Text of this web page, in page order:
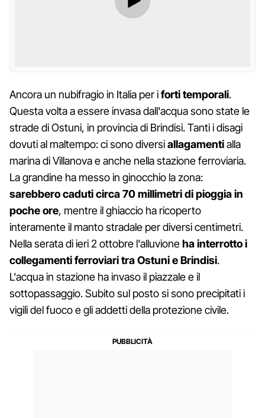
Ancora un nubifragio in Italia per iforti temporali.
Questa volta a essere invasa dall'acqua sono state le
strade di Ostuni, in provincia di Brindisi. Tanti i disagi
dovuti al maltempo: ci sono diversiallagamentialla
marina di Villanova e anche nella stazione ferroviaria.
La grandine ha messo in ginocchio la zona:
sarebbero caduti circa 70 millimetri di pioggia in
poche ore, mentre il ghiaccio ha ricoperto
interamente il manto stradale per diversi centimetri.
Nella serata di ieri 2 ottobre l'alluvioneha interrotto i
collegamenti ferroviari tra Ostuni e Brindisi.
L'acqua in stazione ha invaso il piazzale e il
sottopassaggio. Subito sul posto si sono precipitati i
vigili del fuoco e gli addetti della protezione civile.